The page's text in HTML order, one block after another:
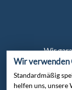
Wir
Persönliche
Wir verwenden
Standardmäßig
helfen uns, unsere